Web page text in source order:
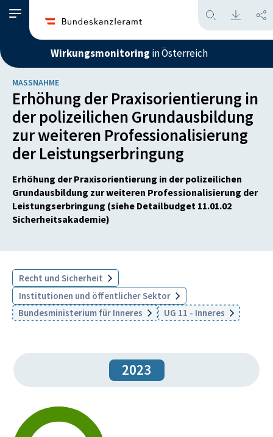
Wirkungsmonitoring in Österreich
MASSNAHME
Erhöhung der Praxisorientierung in
der polizeilichen Grundausbildung
zur weiteren Professionalisierung
der Leistungserbringung
Erhöhung der Praxisorientierung in der polizeilichen
Grundausbildung zur weiteren Professionalisierung der
Leistungserbringung (siehe Detailbudget 11.01.02
Sicherheitsakademie)
Recht und Sicherheit
Institutionen und öffentlicher Sektor
Bundesministerium für Inneres
UG 11 - Inneres
2023